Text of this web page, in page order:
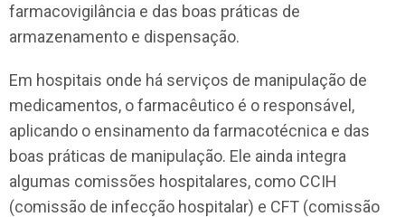
farmacovigilância e das boas práticas de
armazenamento e dispensação.
Em hospitais onde há serviços de manipulação de
medicamentos, o farmacêutico é o responsável,
aplicando o ensinamento da farmacotécnica e das
boas práticas de manipulação. Ele ainda integra
algumas comissões hospitalares, como CCIH
(comissão de infecção hospitalar) e CFT (comissão